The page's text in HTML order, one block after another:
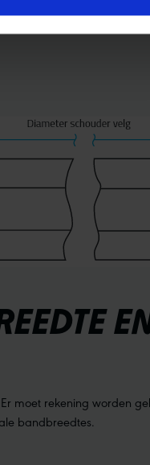
moet rekening worden
bandbreedtes.